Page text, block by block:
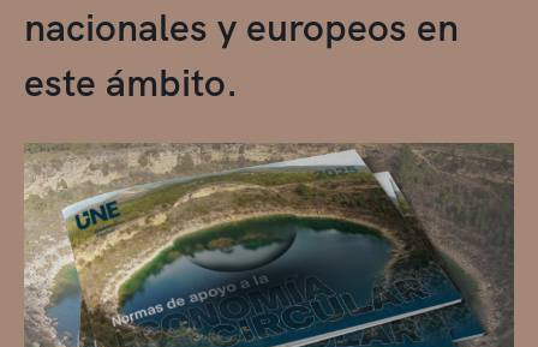
nacionales y europeos en
este ámbito.